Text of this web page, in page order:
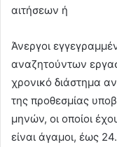
αιτήσεων ή
Άνεργοι
αναζητούντων
χρονικό διάστημα
της προθεσμίας
μηνών, οι οποίοι
είναι άγαμοι, έως